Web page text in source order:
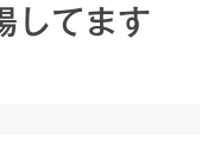
してます